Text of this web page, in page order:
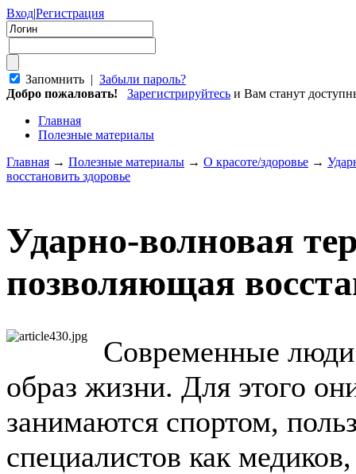
Вход|Регистрация
Запомнить | Забыли пароль?
Добро пожаловать!
Зарегистрируйтесь и Вам станут
Главная
Полезные материалы
Главная → Полезные материалы → О красоте/здоровье →
восстановить здоровье
Ударно-волновая
позволяющая
Современные люди
образ жизни. Для этого
занимаются спортом,
специалистов как